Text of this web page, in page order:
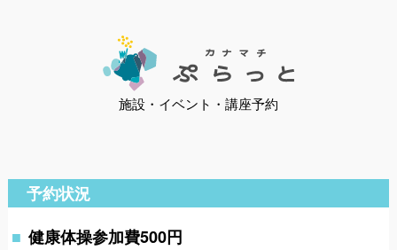
施設・イベント・講座予約
予約状況
健康体操参加費500円